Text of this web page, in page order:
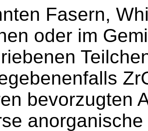
Fasern,
oder im
bevorzugten